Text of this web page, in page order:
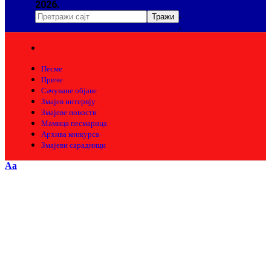
2026.
Песме
Приче
Сачуване објаве
Змајев интервју
Змајеве новости
Мамица песмарица
Архива конкурса
Змајеви сарадници
Aa